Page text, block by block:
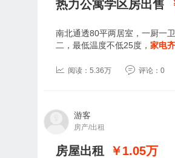
热力公寓学区房出售
南北通透80平两居室，一厨一
二，最低温度不低25度， 家电
阅读：5.36万 评论：0
游客
房产/出租
房屋出租 ￥1.05万